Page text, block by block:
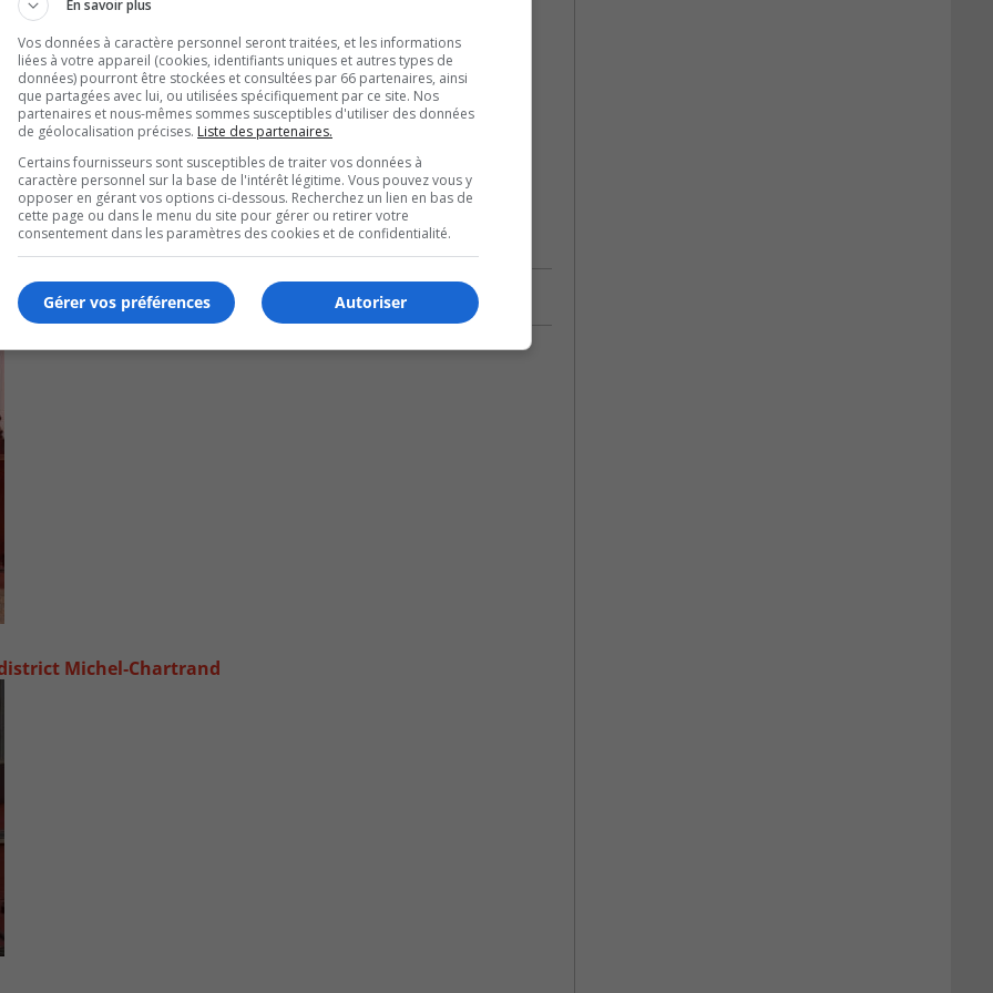
ce dossier.
», selon le député.
après des consultations avec le milieu.
Canada qui doit le finaliser.
Michel‑Chartrand
En savoir plus
Vos données à caractère personnel seront traitées, et les informations
liées à votre appareil (cookies, identifiants uniques et autres types de
données) pourront être stockées et consultées par 66 partenaires, ainsi
que partagées avec lui, ou utilisées spécifiquement par ce site. Nos
partenaires et nous-mêmes sommes susceptibles d'utiliser des données
de géolocalisation précises. Liste des partenaires.
Certains fournisseurs sont susceptibles de traiter vos données à
caractère personnel sur la base de l'intérêt légitime. Vous pouvez vous y
opposer en gérant vos options ci-dessous. Recherchez un lien en bas de
cette page ou dans le menu du site pour gérer ou retirer votre
consentement dans les paramètres des cookies et de confidentialité.
Autoriser
Gérer vos préférences